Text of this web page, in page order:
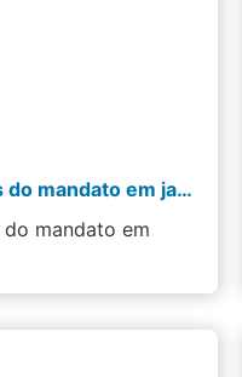
Informativo – Ações do mandato em janeiro de 2026
mandato em